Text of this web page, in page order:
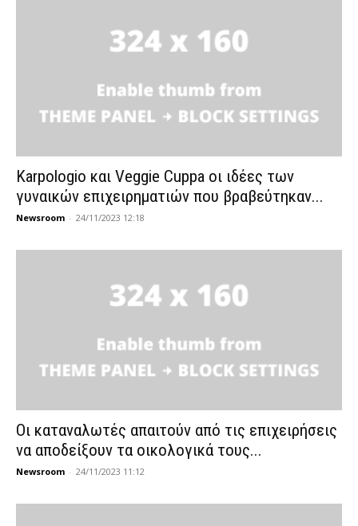
Karpologio και Veggie Cuppa oι ιδέες των
γυναικών επιχειρηματιών που βραβεύτηκαν...
Newsroom - 24/11/2023 12:18
Οι καταναλωτές απαιτούν από τις επιχειρήσεις
να αποδείξουν τα οικολογικά τους...
Newsroom - 24/11/2023 11:12